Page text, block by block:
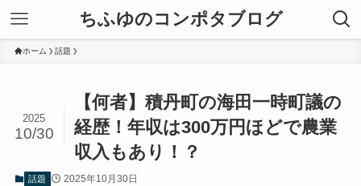
ちふゆのコンポタブログ
ホーム 話題
【何者】積丹町の海田一時町議の
経歴！年収は300万円ほどで農業
収入もあり！？
2025
10/30
話題 2025年10月30日